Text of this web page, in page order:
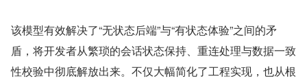
该模型有效解决了“无状态后端”与“有状态体验”之间的矛
盾，将开发者从繁琐的会话状态保持、重连处理与数据一致
性校验中彻底解放出来。不仅大幅简化了工程实现，也从根